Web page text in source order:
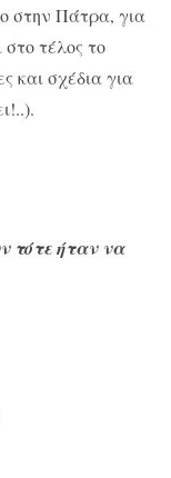
στην Πάτρα, για
στο τέλος το
και σχέδια για
τότε ήταν να